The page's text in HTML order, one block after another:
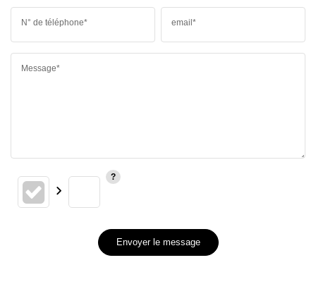
N° de téléphone* email*
Message*
Envoyer le message